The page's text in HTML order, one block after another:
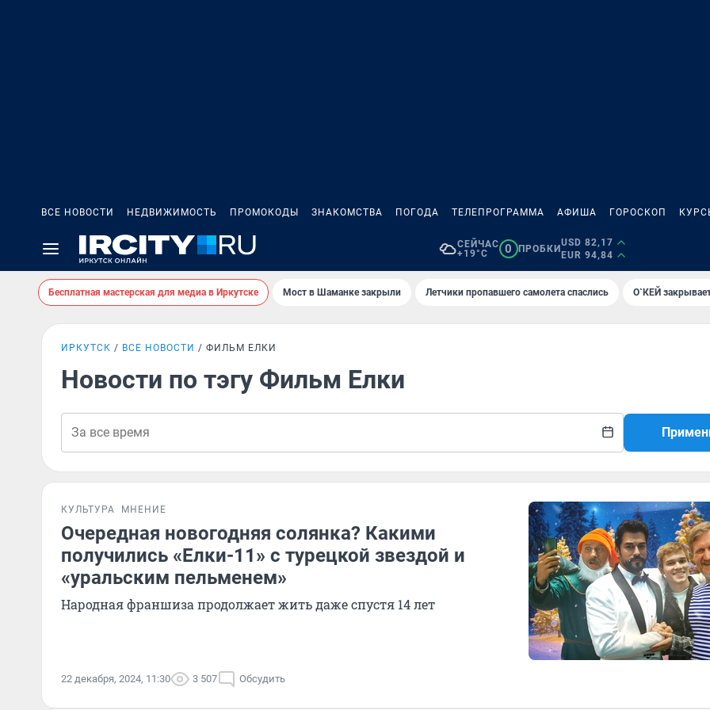
ВСЕ НОВОСТИ НЕДВИЖИМОСТЬ ПРОМОКОДЫ ЗНАКОМСТВА ПОГОДА ТЕЛЕПРОГРАММА АФИША ГОРОСКОП
СЕЙЧАС
+19°C
0 ПРОБКИ
USD 82,17
EUR 94,84
Бесплатная мастерская для медиа в Иркутске Мост в Шаманке закрыли Летчики пропавшего самолета спаслись О`КЕЙ
ИРКУТСК ВСЕ НОВОСТИ ФИЛЬМ ЕЛКИ
Новости по тэгу Фильм Елки
КУЛЬТУРА МНЕНИЕ
Очередная новогодняя солянка? Какими
получились «Елки-11» с турецкой звездой и
«уральским пельменем»
Народная франшиза продолжает жить даже спустя 14 лет
22 декабря, 2024, 11:30 3 507 Обсудить